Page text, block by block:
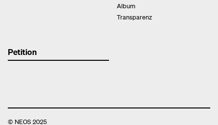
Album
Transparenz
Petition
© NEOS 2025